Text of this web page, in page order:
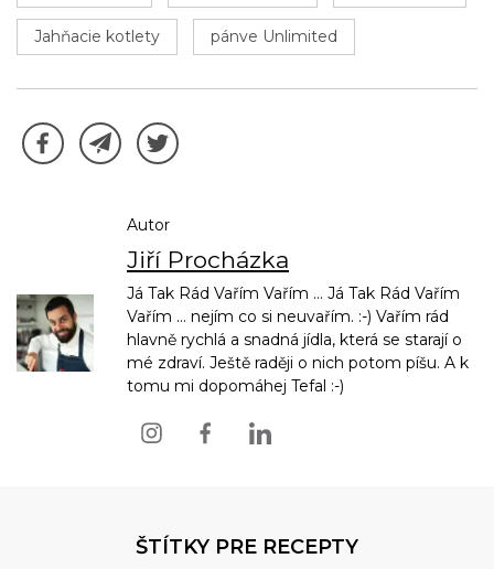
Jahňacie kotlety pánve Unlimited
Autor
Jiří Procházka
Já Tak Rád Vařím Vařím ... Já Tak Rád Vařím
Vařím ... nejím co si neuvařím. :-) Vařím rád
hlavně rychlá a snadná jídla, která se starají o
mé zdraví. Ještě raději o nich potom píšu. A k
tomu mi dopomáhej Tefal :-)
ŠTÍTKY PRE RECEPTY